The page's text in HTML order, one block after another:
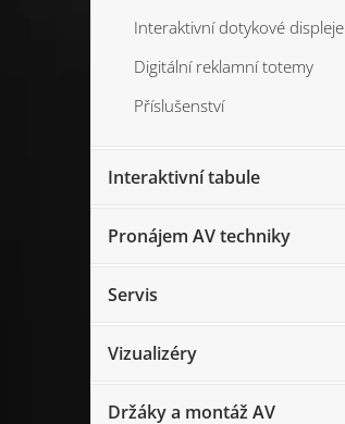
Interaktivní dotykové displeje
Digitální reklamní totemy
Příslušenství
Interaktivní tabule
Pronájem AV techniky
Servis
Vizualizéry
Držáky a montáž AV